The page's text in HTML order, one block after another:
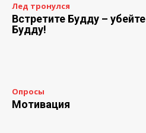
Лед тронулся
Встретите Будду – убейте
Будду!
Опросы
Мотивация